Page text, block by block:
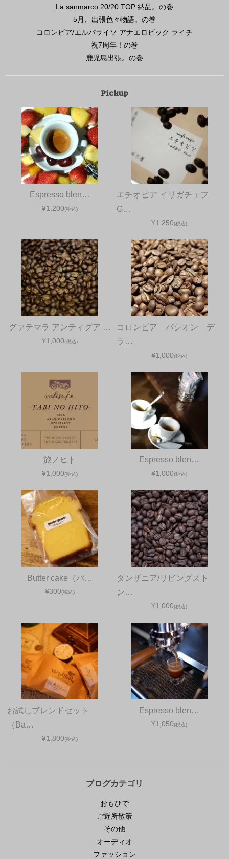
La sanmarco 20/20 TOP 納品。の巻
5月、出張色々物語。の巻
コロンビア/エルパライソ アナエロビック ライチ
祝7周年！の巻
鹿児島出張。の巻
Pickup
Espresso blen…
¥1,200(税込)
エチオピア イリガチェフ
G…
¥1,250(税込)
グァテマラ アンティグア …
¥1,000(税込)
コロンビア パシオン デ
ラ…
¥1,000(税込)
旅ノヒト
¥1,000(税込)
Espresso blen…
¥1,000(税込)
Butter cake（バ…
¥300(税込)
タンザニア/リビングスト
ン…
¥1,000(税込)
お試しブレンドセット
（Ba…
¥1,800(税込)
Espresso blen…
¥1,050(税込)
ブログカテゴリ
おもひで
ご近所散策
その他
オーディオ
ファッション